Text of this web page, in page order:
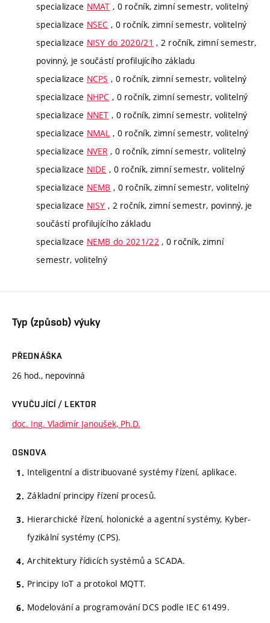
specializace NMAT , 0 ročník, zimní semestr, volitelný
specializace NSEC , 0 ročník, zimní semestr, volitelný
specializace NISY do 2020/21 , 2 ročník, zimní semestr,
povinný, je součástí profilujícího základu
specializace NCPS , 0 ročník, zimní semestr, volitelný
specializace NHPC , 0 ročník, zimní semestr, volitelný
specializace NNET , 0 ročník, zimní semestr, volitelný
specializace NMAL , 0 ročník, zimní semestr, volitelný
specializace NVER , 0 ročník, zimní semestr, volitelný
specializace NIDE , 0 ročník, zimní semestr, volitelný
specializace NEMB , 0 ročník, zimní semestr, volitelný
specializace NISY , 2 ročník, zimní semestr, povinný, je
součástí profilujícího základu
specializace NEMB do 2021/22 , 0 ročník, zimní
semestr, volitelný
Typ (způsob) výuky
PŘEDNÁŠKA
26 hod., nepovinná
VYUČUJÍCÍ / LEKTOR
doc. Ing. Vladimír Janoušek, Ph.D.
OSNOVA
Inteligentní a distribuované systémy řízení, aplikace.
Základní principy řízení procesů.
Hierarchické řízení, holonické a agentní systémy, Kyber-
fyzikální systémy (CPS).
Architektury řídicích systémů a SCADA.
Principy IoT a protokol MQTT.
Modelování a programování DCS podle IEC 61499.